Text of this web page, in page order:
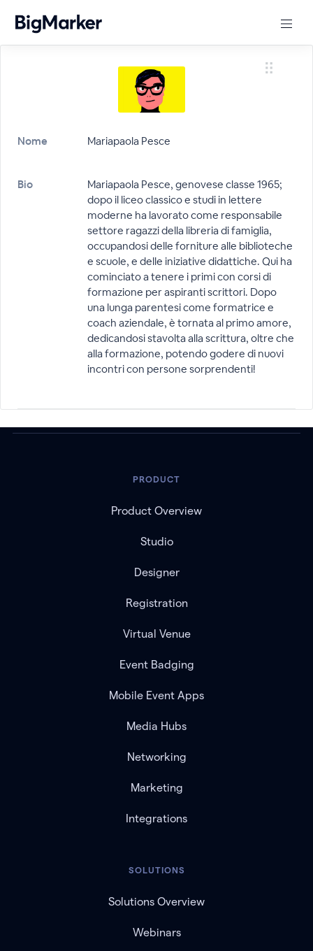
Nome Mariapaola Pesce
Bio
Mariapaola Pesce, genovese classe 1965;
dopo il liceo classico e studi in lettere
moderne ha lavorato come responsabile
settore ragazzi della libreria di famiglia,
occupandosi delle forniture alle biblioteche
e scuole, e delle iniziative didattiche. Qui ha
cominciato a tenere i primi con corsi di
formazione per aspiranti scrittori. Dopo
una lunga parentesi come formatrice e
coach aziendale, è tornata al primo amore,
dedicandosi stavolta alla scrittura, oltre che
alla formazione, potendo godere di nuovi
incontri con persone sorprendenti!
PRODUCT
Product Overview
Studio
Designer
Registration
Virtual Venue
Event Badging
Mobile Event Apps
Media Hubs
Networking
Marketing
Integrations
SOLUTIONS
Solutions Overview
Webinars